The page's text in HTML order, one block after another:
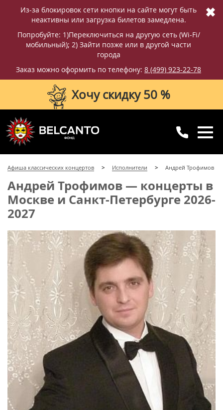
Из-за блокировок сети кнопки на сайте могут быть
неактивны или загрузка билетов замедлена.
Попробуйте: 1)Переключиться на другую сеть (Wi-Fi/
мобильный); 2) Зайти позже или в другой части
города
Заказ можно оформить по телефону: 8 (499) 923-22-78
✖
Хочу скидку 50 %
8 (499) 923-22-78
8 (800) 770-09-71
для регионов
Афиша классических концертов Исполнители Андрей Трофимов
Андрей Трофимов — концерты в
Москве и Санкт-Петербурге 2026-
2027